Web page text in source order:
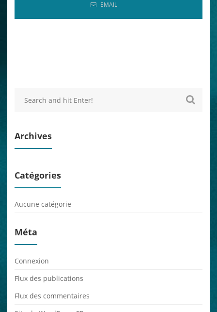
EMAIL
Archives
Catégories
Aucune catégorie
Méta
Connexion
Flux des publications
Flux des commentaires